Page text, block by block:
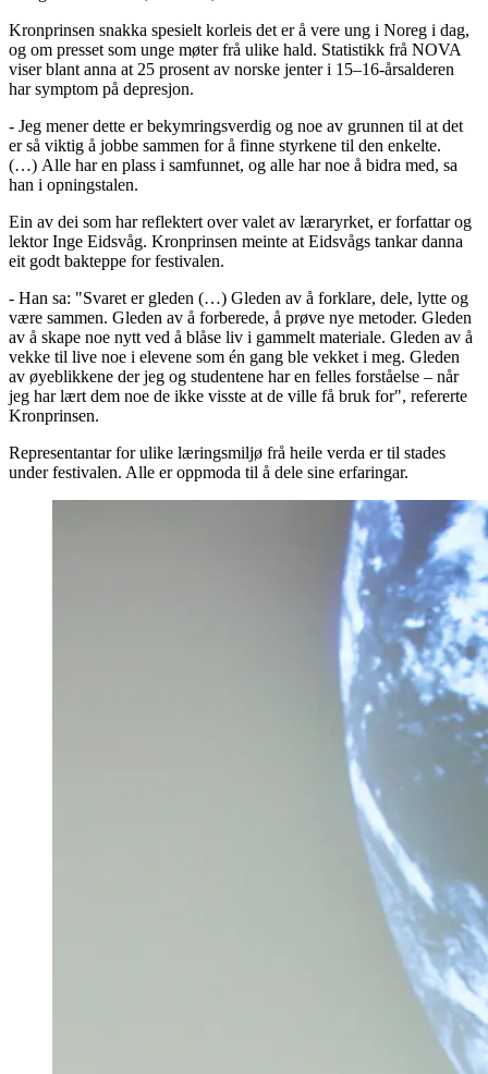
Kronprinsen snakka spesielt korleis det er å vere ung i Noreg i dag,
og om presset som unge møter frå ulike hald. Statistikk frå NOVA
viser blant anna at 25 prosent av norske jenter i 15–16-årsalderen
har symptom på depresjon.
- Jeg mener dette er bekymringsverdig og noe av grunnen til at det
er så viktig å jobbe sammen for å finne styrkene til den enkelte.
(…) Alle har en plass i samfunnet, og alle har noe å bidra med, sa
han i opningstalen.
Ein av dei som har reflektert over valet av læraryrket, er forfattar og
lektor Inge Eidsvåg. Kronprinsen meinte at Eidsvågs tankar danna
eit godt bakteppe for festivalen.
- Han sa: "Svaret er gleden (…) Gleden av å forklare, dele, lytte og
være sammen. Gleden av å forberede, å prøve nye metoder. Gleden
av å skape noe nytt ved å blåse liv i gammelt materiale. Gleden av å
vekke til live noe i elevene som én gang ble vekket i meg. Gleden
av øyeblikkene der jeg og studentene har en felles forståelse – når
jeg har lært dem noe de ikke visste at de ville få bruk for", refererte
Kronprinsen.
Representantar for ulike læringsmiljø frå heile verda er til stades
under festivalen. Alle er oppmoda til å dele sine erfaringar.